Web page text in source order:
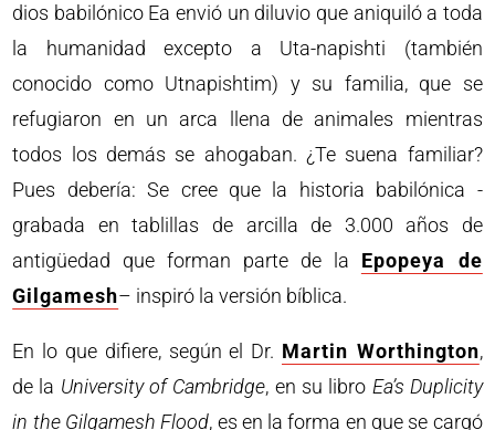
dios babilónico Ea envió un diluvio que aniquiló a toda
la humanidad excepto a Uta-napishti (también
conocido como Utnapishtim) y su familia, que se
refugiaron en un arca llena de animales mientras
todos los demás se ahogaban. ¿Te suena familiar?
Pues debería: Se cree que la historia babilónica -
grabada en tablillas de arcilla de 3.000 años de
antigüedad que forman parte de la Epopeya de
Gilgamesh– inspiró la versión bíblica.
En lo que difiere, según el Dr. Martin Worthington,
de la University of Cambridge, en su libro Ea’s Duplicity
in the Gilgamesh Flood, es en la forma en que se cargó